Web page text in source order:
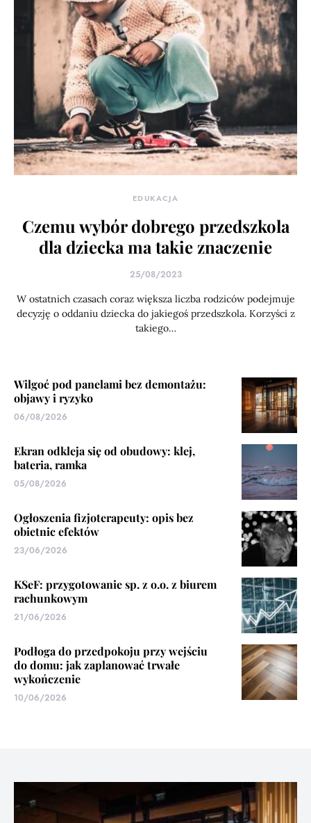
EDUKACJA
Czemu wybór dobrego przedszkola
dla dziecka ma takie znaczenie
25/08/2023
W ostatnich czasach coraz większa liczba rodziców podejmuje
decyzję o oddaniu dziecka do jakiegoś przedszkola. Korzyści z
takiego…
Wilgoć pod panelami bez demontażu:
objawy i ryzyko
06/08/2026
Ekran odkleja się od obudowy: klej,
bateria, ramka
05/08/2026
Ogłoszenia fizjoterapeuty: opis bez
obietnic efektów
23/06/2026
KSeF: przygotowanie sp. z o.o. z biurem
rachunkowym
21/06/2026
Podłoga do przedpokoju przy wejściu
do domu: jak zaplanować trwałe
wykończenie
10/06/2026